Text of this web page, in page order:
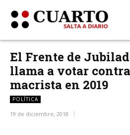
El Frente de
llama a votar
macrista en 2019
POLÍTICA
19 de diciembre, 2018